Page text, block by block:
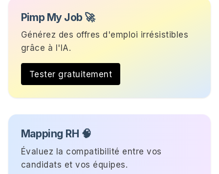
Pimp My Job 🚀
Générez des offres d'emploi irrésistibles
grâce à l'IA.
Tester gratuitement
Mapping RH 🧠
Évaluez la compatibilité entre vos
candidats et vos équipes.